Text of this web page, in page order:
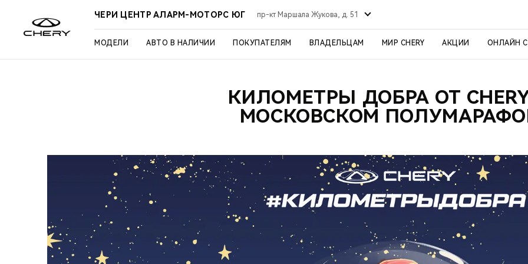
ЧЕРИ ЦЕНТР АЛАРМ-МОТОРС ЮГ пр-кт Маршала Жукова, д. 51
МОДЕЛИ АВТО В НАЛИЧИИ ПОКУПАТЕЛЯМ ВЛАДЕЛЬЦАМ МИР CHERY АКЦИИ ОНЛАЙН
КИЛОМЕТРЫ ДОБРА ОТ
МОСКОВСКОМ